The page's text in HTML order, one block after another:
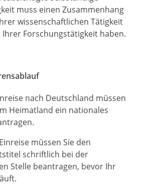
muss einen Zusammenhang
wissenschaftlichen Tätigkeit
Ihrer Forschungstätigkeit haben.
nach Deutschland müssen
Heimatland ein nationales
müssen Sie den
schriftlich bei der
Stelle beantragen, bevor Ihr